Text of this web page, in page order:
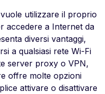
utilizzare il proprio
accedere a Internet da
diversi vantaggi,
a qualsiasi rete Wi-Fi
server proxy o VPN,
offre molte opzioni
attivare o disattivare